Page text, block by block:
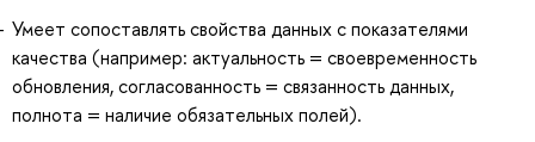
Умеет сопоставлять свойства данных с показателями
качества (например: актуальность = своевременность
обновления, согласованность = связанность данных,
полнота = наличие обязательных полей).